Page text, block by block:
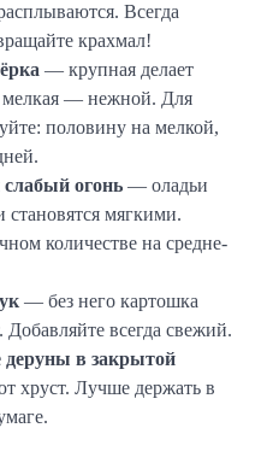
Всегда
крахмал!
— крупная делает
мелкая — нежной. Для
половину на мелкой,
огонь — оладьи
мягкими.
количестве на средне-
— без него картошка
Добавляйте всегда свежий.
в закрытой
хруст. Лучше держать в